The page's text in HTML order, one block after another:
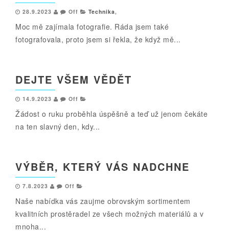
28.9.2023 Off Technika,
Moc mě zajímala fotografie. Ráda jsem také
fotografovala, proto jsem si řekla, že když mě...
DEJTE VŠEM VĚDĚT
14.9.2023 Off
Žádost o ruku proběhla úspěšně a teď už jenom čekáte
na ten slavný den, kdy...
VÝBĚR, KTERÝ VÁS NADCHNE
7.8.2023 Off
Naše nabídka vás zaujme obrovským sortimentem
kvalitních prostěradel ze všech možných materiálů a v
mnoha...